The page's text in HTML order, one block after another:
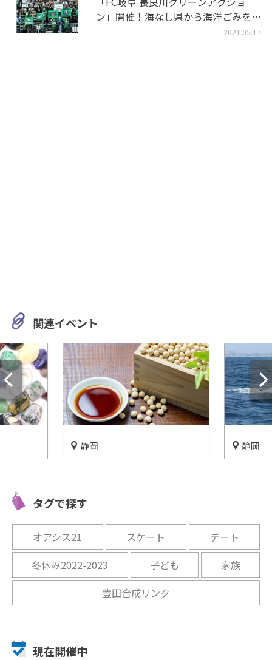
ン」開催！海なし県から海洋ごみをな
2021.05.17
関連イベント
静岡
開催中
静岡
タグで探す
オアシス21 スケート
デート
冬休み2022-2023
子ども
家族
豊田合成リンク
現在開催中